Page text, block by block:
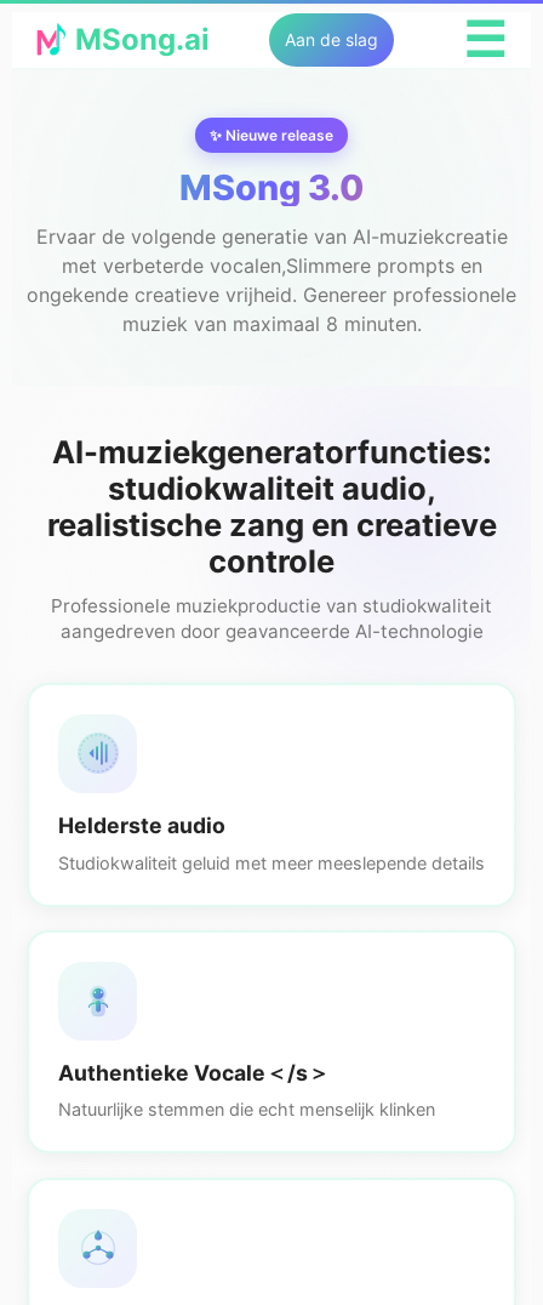
MSong.ai Aan de slag ☰
✨ Nieuwe release
MSong 3.0
Ervaar de volgende generatie van AI-muziekcreatie
met verbeterde vocalen,Slimmere prompts en
ongekende creatieve vrijheid. Genereer professionele
muziek van maximaal 8 minuten.
AI-muziekgeneratorfuncties:
studiokwaliteit audio,
realistische zang en creatieve
controle
Professionele muziekproductie van studiokwaliteit
aangedreven door geavanceerde AI-technologie
Helderste audio
Studiokwaliteit geluid met meer meeslepende details
Authentieke Vocale＜/s＞
Natuurlijke stemmen die echt menselijk klinken